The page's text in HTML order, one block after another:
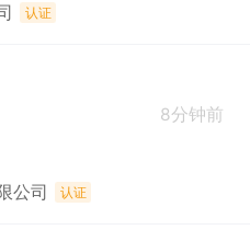
认证
8分钟前
公司 认证